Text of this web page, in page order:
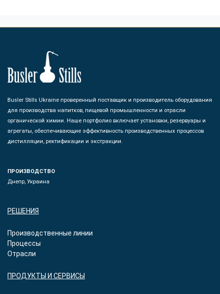
Busler Stills Ukraine проверенный поставщик и производитель оборудования
для производства напитков, пищевой промышленности и отрасли
органической химии. Наше портфолио включает установки, резервуары и
агрегаты, обеспечивающие эффективность производственных процессов
дистилляции, ректификации и экстракции.
ПРОИЗВОДСТВО
Днепр, Украина
РЕШЕНИЯ
Производственные линии
Процессы
Отрасли
ПРОДУКТЫ И СЕРВИСЫ